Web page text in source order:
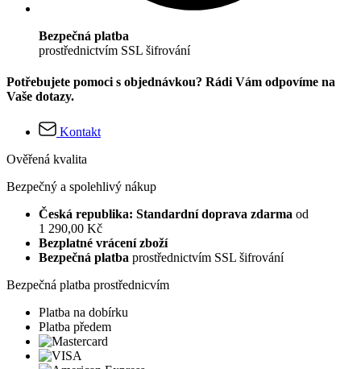
Bezpečná platba
prostřednictvím SSL šifrování
Potřebujete pomoci s objednávkou? Rádi Vám odpovíme na
Vaše dotazy.
Kontakt
Ověřená kvalita
Bezpečný a spolehlivý nákup
Česká republika: Standardní doprava zdarma od
1 290,00 Kč
Bezplatné vrácení zboží
Bezpečná platba prostřednictvím SSL šifrování
Bezpečná platba prostřednicvím
Platba na dobírku
Platba předem